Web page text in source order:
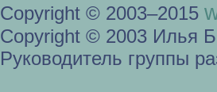
Copyright © 2003–2015
Copyright © 2003 Илья
Руководитель группы